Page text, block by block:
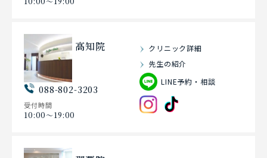
高知院
088-802-3203
受付時間
10:00〜19:00
クリニック詳細
先生の紹介
LINE予約・相談